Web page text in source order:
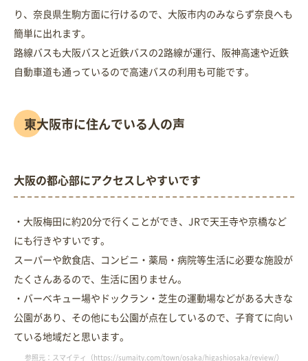
り、奈良県生駒方面に行けるので、大阪市内のみならず奈良へも
簡単に出れます。
路線バスも大阪バスと近鉄バスの2路線が運行、阪神高速や近鉄
自動車道も通っているので高速バスの利用も可能です。
東大阪市に住んでいる人の声
大阪の都心部にアクセスしやすいです
・大阪梅田に約20分で行くことができ、JRで天王寺や京橋など
にも行きやすいです。
スーパーや飲食店、コンビニ・薬局・病院等生活に必要な施設が
たくさんあるので、生活に困りません。
・バーベキュー場やドックラン・芝生の運動場などがある大きな
公園があり、その他にも公園が点在しているので、子育てに向い
ている地域だと思います。
参照元：スマイティ（https://sumaity.com/town/osaka/higashiosaka/review/）